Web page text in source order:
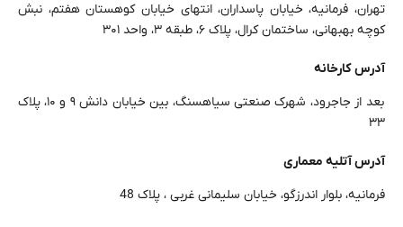
تهران، فرمانیه، خیابان پاسداران، انتهای خیابان کوهستان هفتم، نبش
کوچه بهبهانی، ساختمان کرال، پلاک ۶، طبقه ۳، واحد ۳۰۱
آدرس کارخانه
بعد از جاجرود، شهرک صنعتی سیاهسنگ، بین خیابان دانش ۹ و ۱۰، پلاک
۳۳
آدرس آتلیه معماری
فرمانیه، بلوار اندرزگو، خیابان سلیمانی غربی ، پلاک 48